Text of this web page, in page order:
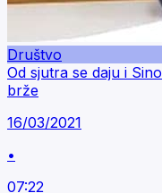
Društvo
Od sjutra se daju i
brže
16/03/2021
•
07:22